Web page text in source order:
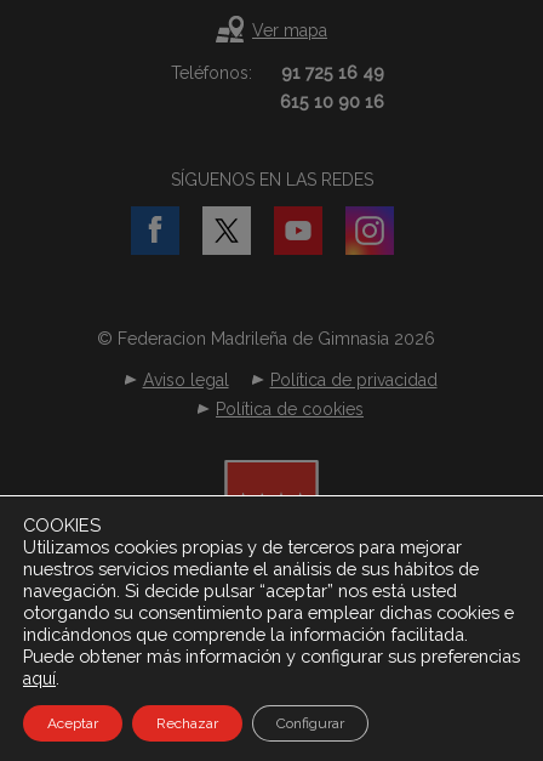
Ver mapa
Teléfonos:
91 725 16 49
615 10 90 16
SÍGUENOS EN LAS REDES
© Federacion Madrileña de Gimnasia 2026
Aviso legal
Política de privacidad
Política de cookies
COOKIES
Utilizamos cookies propias y de terceros para mejorar
nuestros servicios mediante el análisis de sus hábitos de
navegación. Si decide pulsar “aceptar” nos está usted
otorgando su consentimiento para emplear dichas cookies e
indicándonos que comprende la información facilitada.
Puede obtener más información y configurar sus preferencias
aquí
Aceptar Rechazar Configurar